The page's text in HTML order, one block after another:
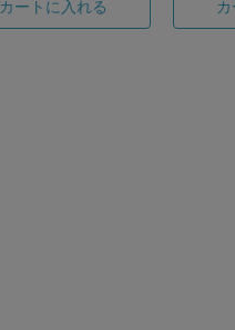
カートに入れる